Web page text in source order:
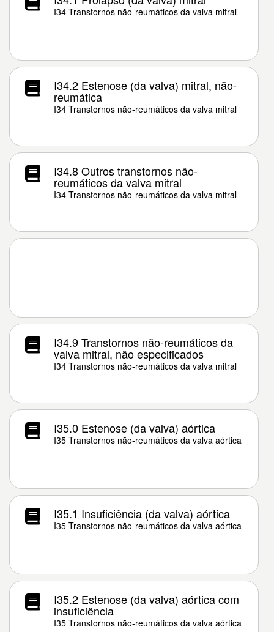
I34 Transtornos não-reumáticos da valva mitral
I34.2 Estenose (da valva) mitral, não-
reumática
I34 Transtornos não-reumáticos da valva mitral
I34.8 Outros transtornos não-
reumáticos da valva mitral
I34 Transtornos não-reumáticos da valva mitral
I34.9 Transtornos não-reumáticos da
valva mitral, não especificados
I34 Transtornos não-reumáticos da valva mitral
I35.0 Estenose (da valva) aórtica
I35 Transtornos não-reumáticos da valva aórtica
I35.1 Insuficiência (da valva) aórtica
I35 Transtornos não-reumáticos da valva aórtica
I35.2 Estenose (da valva) aórtica com
insuficiência
I35 Transtornos não-reumáticos da valva aórtica